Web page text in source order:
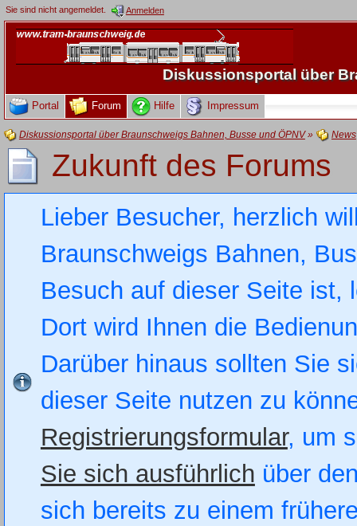
Sie sind nicht angemeldet. Anmelden
Diskussionsportal über
Portal Forum Hilfe Impressum
Diskussionsportal über Braunschweigs Bahnen, Busse und ÖPNV» News
Zukunft des Forums
Lieber Besucher, herzlich
Braunschweigs Bahnen,
Besuch auf dieser Seite
Dort wird Ihnen die
Darüber hinaus sollten Sie
dieser Seite nutzen zu
Registrierungsformular, um
Sie sich ausführlich über
sich bereits zu einem